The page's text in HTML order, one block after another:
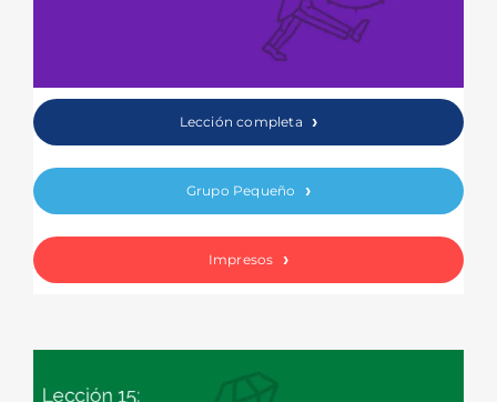
Lección completa
Grupo Pequeño
Impresos